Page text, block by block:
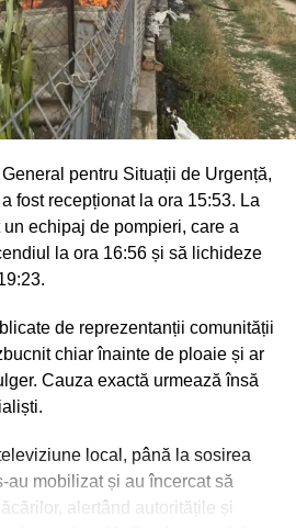
pentru Situații de Urgență,
fost recepționat la ora 15:53. La
echipaj de pompieri, care a
la ora 16:56 și să lichideze
de reprezentanții comunității
chiar înainte de ploaie și ar
Cauza exactă urmează însă
local, până la sosirea
au mobilizat și au încercat să
alertând autoritățile și